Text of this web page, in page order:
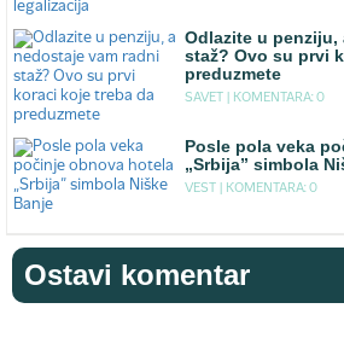
Odlazite u penziju,
staž? Ovo su prvi
preduzmete
SAVET | KOMENTARA: 0
Posle pola veka
„Srbija” simbola
VEST | KOMENTARA: 0
Ostavi komentar